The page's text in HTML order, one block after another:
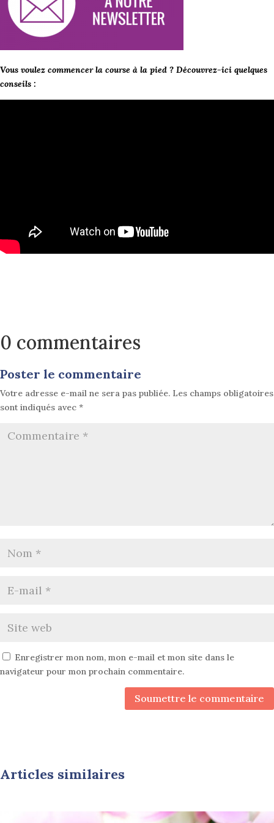
Vous voulez commencer la course à la pied ? Découvrez-ici quelques
conseils :
0 commentaires
Poster le commentaire
Votre adresse e-mail ne sera pas publiée. Les champs obligatoires
sont indiqués avec *
Enregistrer mon nom, mon e-mail et mon site dans le
navigateur pour mon prochain commentaire.
Soumettre le commentaire
Articles similaires